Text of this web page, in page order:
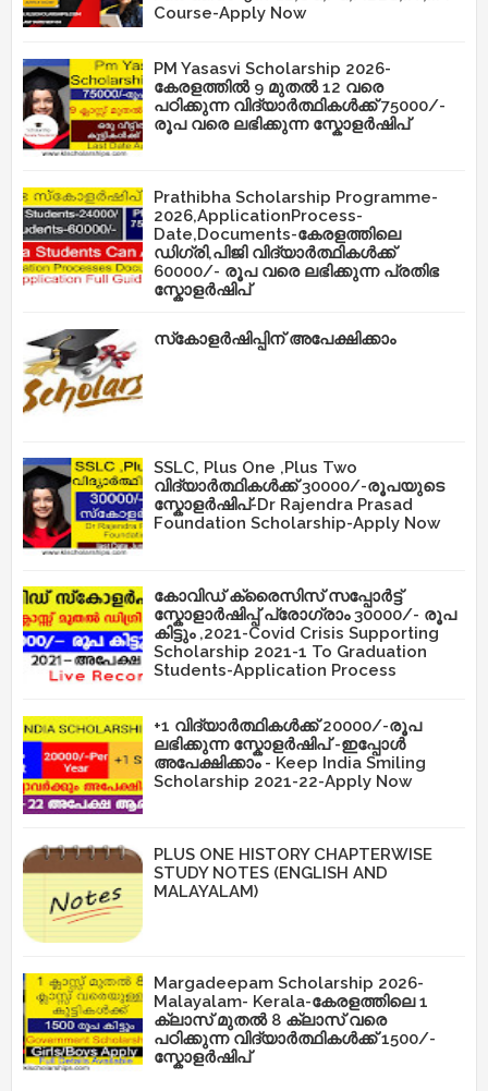
Course-Apply Now
PM Yasasvi Scholarship 2026-
കേരളത്തിൽ 9 മുതൽ 12 വരെ
പഠിക്കുന്ന വിദ്യാർത്ഥികൾക്ക് 75000/-
രൂപ വരെ ലഭിക്കുന്ന സ്കോളർഷിപ്
Prathibha Scholarship Programme-
2026,ApplicationProcess-
Date,Documents-കേരളത്തിലെ
ഡിഗ്രി,പിജി വിദ്യാർത്ഥികൾക്ക്
60000/- രൂപ വരെ ലഭിക്കുന്ന പ്രതിഭ
സ്കോളർഷിപ്
സ്‌കോളർഷിപ്പിന് അപേക്ഷിക്കാം
SSLC, Plus One ,Plus Two
വിദ്യാർത്ഥികൾക്ക് 30000/-രൂപയുടെ
സ്കോളർഷിപ്-Dr Rajendra Prasad
Foundation Scholarship-Apply Now
കോവിഡ് ക്രൈസിസ് സപ്പോർട്ട്
സ്കോളാർഷിപ്പ് പ്രോഗ്രാം 30000/- രൂപ
കിട്ടും ,2021-Covid Crisis Supporting
Scholarship 2021-1 To Graduation
Students-Application Process
+1 വിദ്യാർത്ഥികൾക്ക് 20000/-രൂപ
ലഭിക്കുന്ന സ്കോളർഷിപ് -ഇപ്പോൾ
അപേക്ഷിക്കാം - Keep India Smiling
Scholarship 2021-22-Apply Now
PLUS ONE HISTORY CHAPTERWISE
STUDY NOTES (ENGLISH AND
MALAYALAM)
Margadeepam Scholarship 2026-
Malayalam- Kerala-കേരളത്തിലെ 1
ക്ലാസ് മുതൽ 8 ക്ലാസ് വരെ
പഠിക്കുന്ന വിദ്യാർത്ഥികൾക്ക് 1500/-
സ്കോളർഷിപ്